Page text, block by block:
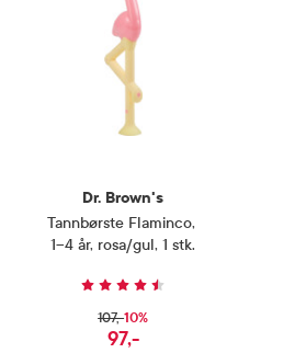
Dr. Brown's
Tannbørste Flaminco,
1–4 år, rosa/gul, 1 stk.
107,-10%
97,-